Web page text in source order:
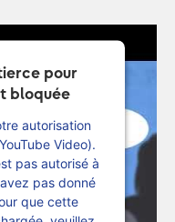
pour
bloquée
autorisation
Video).
pas autorisé à
pas donné
que cette